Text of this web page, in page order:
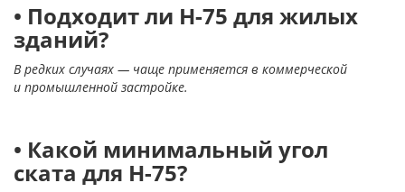
• Подходит ли Н-75 для жилых
зданий?
В редких случаях — чаще применяется в коммерческой
и промышленной застройке.
• Какой минимальный угол
ската для Н-75?